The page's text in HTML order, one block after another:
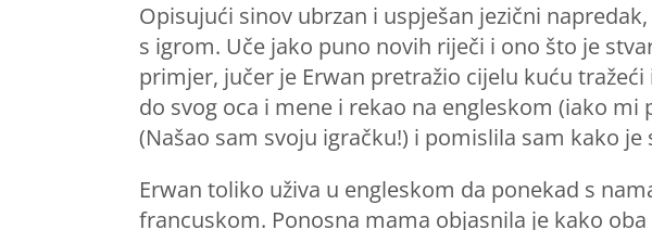
Opisujući sinov ubrzan i uspješan jezični
s igrom. Uče jako puno novih riječi i ono što je
primjer, jučer je Erwan pretražio cijelu kuću
do svog oca i mene i rekao na engleskom (iako
(Našao sam svoju igračku!) i pomislila sam kako
Erwan toliko uživa u engleskom da ponekad s
francuskom. Ponosna mama objasnila je kako